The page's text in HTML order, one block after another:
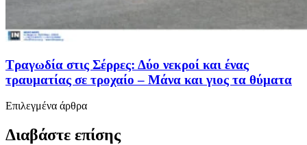
Τραγωδία στις Σέρρες: Δύο νεκροί και ένας
τραυματίας σε τροχαίο – Μάνα και γιος τα θύματα
Επιλεγμένα άρθρα
Διαβάστε επίσης